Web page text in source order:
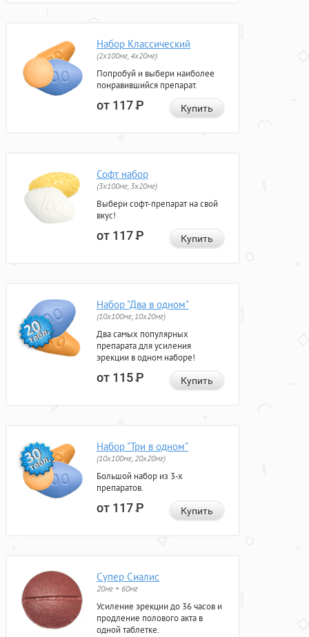
Набор Классический
(2x100мг, 4x20мг)
Попробуй и выбери наиболее
понравившийся препарат.
от 117Р Купить
Софт набор
(3x100мг, 3x20мг)
Выбери софт-препарат на свой
вкус!
от 117Р Купить
Набор "Два в одном"
(10x100мг, 10x20мг)
Два самых популярных
препарата для усиления
эрекции в одном наборе!
от 115Р Купить
Набор "Три в одном"
(10x100мг, 20x20мг)
Большой набор из 3-х
препаратов.
от 117Р Купить
Супер Сиалис
20мг + 60мг
Усиление эрекции до 36 часов и
продление полового акта в
одной таблетке.